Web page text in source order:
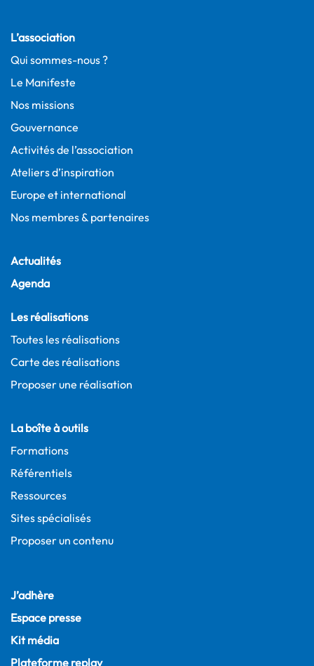
L’association
Qui sommes-nous ?
Le Manifeste
Nos missions
Gouvernance
Activités de l’association
Ateliers d’inspiration
Europe et international
Nos membres & partenaires
Actualités
Agenda
Les réalisations
Toutes les réalisations
Carte des réalisations
Proposer une réalisation
La boîte à outils
Formations
Référentiels
Ressources
Sites spécialisés
Proposer un contenu
J’adhère
Espace presse
Kit média
Plateforme replay